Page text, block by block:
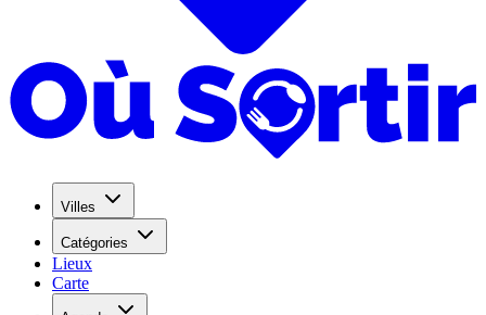
Villes
Catégories
Lieux
Carte